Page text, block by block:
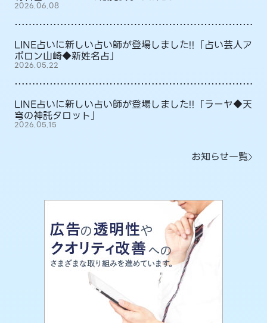
2026.06.08
LINE占いに新しい占い師が登場しました!!「占い芸人ア
ポロン山崎◆新姓名占」
2026.05.22
LINE占いに新しい占い師が登場しました!!「ラーヤ◆天
穹の神託タロット」
2026.05.15
お知らせ一覧